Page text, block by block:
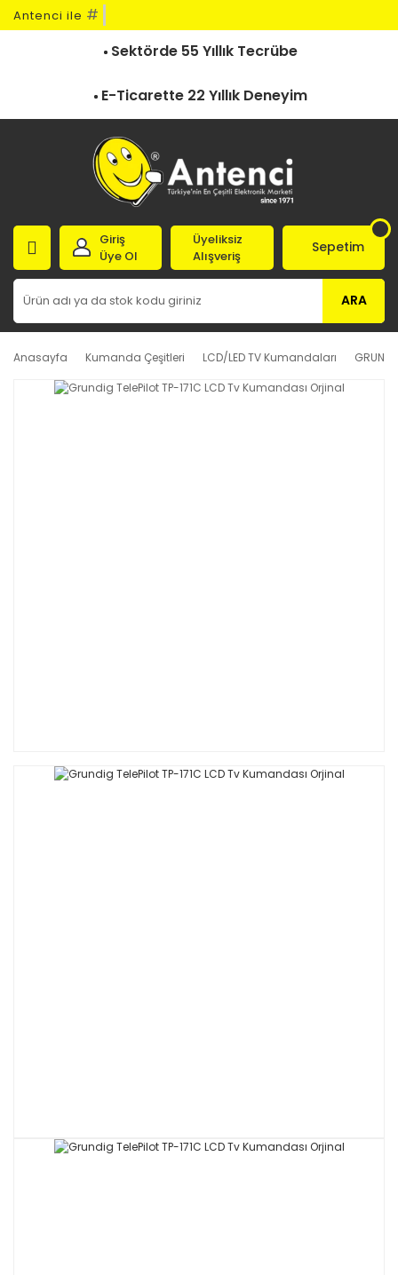
Antenci ile #
Sektörde 55 Yıllık Tecrübe
E-Ticarette 22 Yıllık Deneyim
ARA
Giriş
Üye Ol
Üyeliksiz
Alışveriş
Sepetim
Anasayfa Kumanda Çeşitleri LCD/LED TV Kumandaları